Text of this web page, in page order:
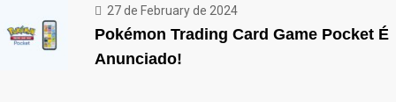
27 de February de 2024
Pokémon Trading Card Game Pocket É
Anunciado!